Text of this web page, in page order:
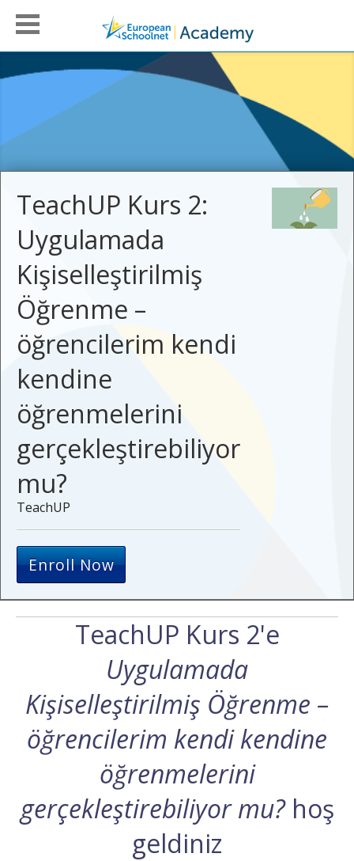
TeachUP Kurs 2:
Uygulamada
Kişiselleştirilmiş
Öğrenme –
öğrencilerim kendi
kendine
öğrenmelerini
gerçekleştirebiliyor
mu?
TeachUP
Enroll Now
TeachUP Kurs 2'e
Uygulamada
Kişiselleştirilmiş Öğrenme –
öğrencilerim kendi kendine
öğrenmelerini
gerçekleştirebiliyor mu?hoş
geldiniz